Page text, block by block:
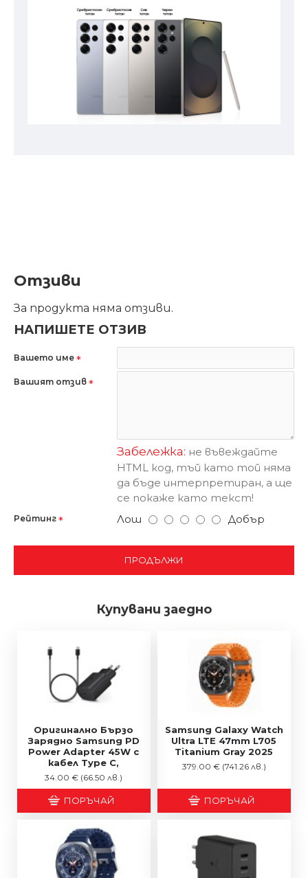
Отзиви
За продукта няма отзиви.
НАПИШЕТЕ ОТЗИВ
Вашето име
Вашият отзив
Забележка: не въвеждайте
HTML код, тъй като той няма
да бъде интерпретиран, а ще
се покаже като текст!
Рейтинг Лош Добър
ПРОДЪЛЖИ
Купувани заедно
Оригинално Бързо
Зарядно Samsung PD
Power Adapter 45W с
кабел Type C,
34.00 € (66.50 лв.)
ПОРЪЧАЙ
Samsung Galaxy Watch
Ultra LTE 47mm L705
Titanium Gray 2025
379.00 € (741.26 лв.)
ПОРЪЧАЙ